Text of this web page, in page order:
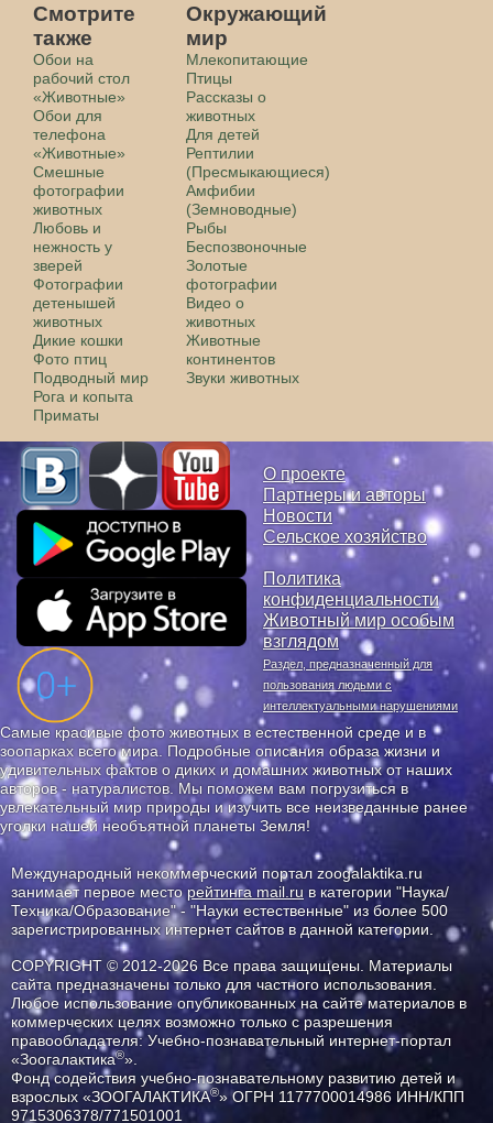
Смотрите
также
Обои на
рабочий стол
«Животные»
Обои для
телефона
«Животные»
Смешные
фотографии
животных
Любовь и
нежность у
зверей
Фотографии
детенышей
животных
Дикие кошки
Фото птиц
Подводный мир
Рога и копыта
Приматы
Окружающий
мир
Млекопитающие
Птицы
Рассказы о
животных
Для детей
Рептилии
(Пресмыкающиеся)
Амфибии
(Земноводные)
Рыбы
Беспозвоночные
Золотые
фотографии
Видео о
животных
Животные
континентов
Звуки животных
О проекте
Партнеры и авторы
Новости
Сельское хозяйство
Политика
конфиденциальности
Животный мир особым
взглядом
Раздел, предназначенный для
пользования людьми с
интеллектуальными нарушениями
Самые красивые фото животных в естественной среде и в
зоопарках всего мира. Подробные описания образа жизни и
удивительных фактов о диких и домашних животных от наших
авторов - натуралистов. Мы поможем вам погрузиться в
увлекательный мир природы и изучить все неизведанные ранее
уголки нашей необъятной планеты Земля!
Международный некоммерческий портал zoogalaktika.ru
занимает первое месторейтинга mail.ru в категории "Наука/
Техника/Образование" - "Науки естественные" из более 500
зарегистрированных интернет сайтов в данной категории.
COPYRIGHT © 2012-2026 Все права защищены. Материалы
сайта предназначены только для частного использования.
Любое использование опубликованных на сайте материалов в
коммерческих целях возможно только с разрешения
правообладателя: Учебно-познавательный интернет-портал
«Зоогалактика®».
Фонд содействия учебно-познавательному развитию детей и
взрослых «ЗООГАЛАКТИКА®» ОГРН 1177700014986 ИНН/КПП
9715306378/771501001